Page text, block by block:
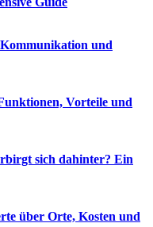
und
Vorteile und
sich dahinter? Ein
über Orte, Kosten und